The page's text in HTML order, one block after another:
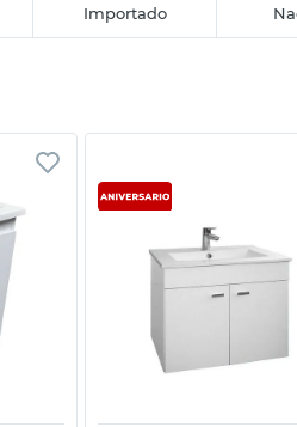
Importado
Vista rápida